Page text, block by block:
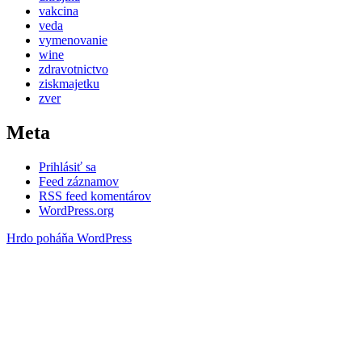
vakcina
veda
vymenovanie
wine
zdravotnictvo
ziskmajetku
zver
Meta
Prihlásiť sa
Feed záznamov
RSS feed komentárov
WordPress.org
Hrdo poháňa WordPress